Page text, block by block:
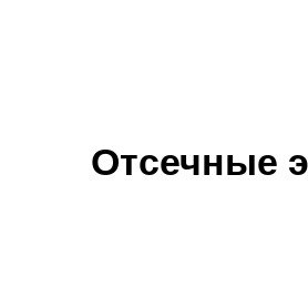
Отсечные